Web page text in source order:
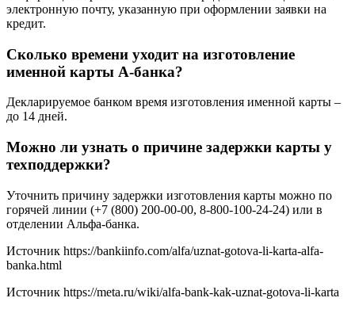
электронную почту, указанную при оформлении заявки на
кредит.
Сколько времени уходит на изготовление
именной карты А-банка?
Декларируемое банком время изготовления именной карты –
до 14 дней.
Можно ли узнать о причине задержки карты у
техподдержки?
Уточнить причину задержки изготовления карты можно по
горячей линии (+7 (800) 200-00-00, 8-800-100-24-24) или в
отделении Альфа-банка.
Источник https://bankiinfo.com/alfa/uznat-gotova-li-karta-alfa-
banka.html
Источник https://meta.ru/wiki/alfa-bank-kak-uznat-gotova-li-karta